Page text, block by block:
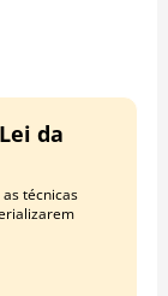
da
técnicas